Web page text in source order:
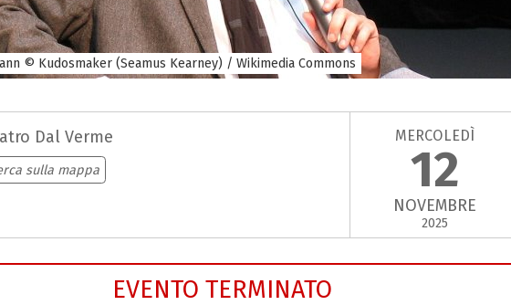
© Kudosmaker (Seamus Kearney) / Wikimedia Commons
Dal Verme
sulla mappa
MERCOLEDÌ
12
NOVEMBRE
2025
EVENTO TERMINATO